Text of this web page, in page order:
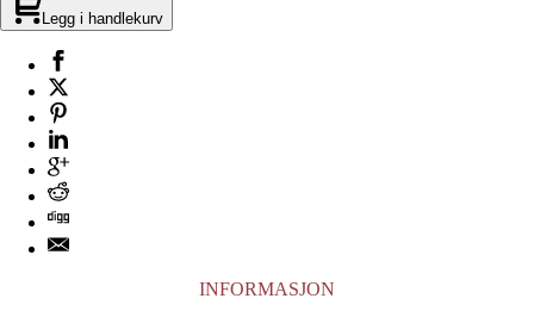
Legg i handlekurv
INFORMASJON